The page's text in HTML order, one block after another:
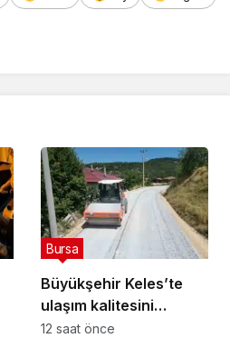
Büyükşehir Keles’te
ulaşım kalitesini
artırıyor
Bursa
12 saat önce